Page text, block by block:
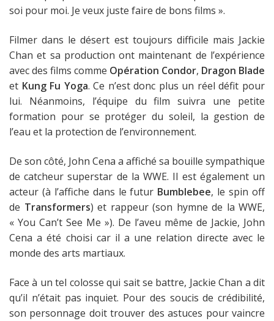
soi pour moi. Je veux juste faire de bons films ».
Filmer dans le désert est toujours difficile mais Jackie
Chan et sa production ont maintenant de l’expérience
avec des films comme Opération Condor, Dragon Blade
et Kung Fu Yoga. Ce n’est donc plus un réel défit pour
lui. Néanmoins, l’équipe du film suivra une petite
formation pour se protéger du soleil, la gestion de
l’eau et la protection de l’environnement.
De son côté, John Cena a affiché sa bouille sympathique
de catcheur superstar de la WWE. Il est également un
acteur (à l’affiche dans le futur Bumblebee, le spin off
de Transformers) et rappeur (son hymne de la WWE,
« You Can’t See Me »). De l’aveu même de Jackie, John
Cena a été choisi car il a une relation directe avec le
monde des arts martiaux.
Face à un tel colosse qui sait se battre, Jackie Chan a dit
qu’il n’était pas inquiet. Pour des soucis de crédibilité,
son personnage doit trouver des astuces pour vaincre